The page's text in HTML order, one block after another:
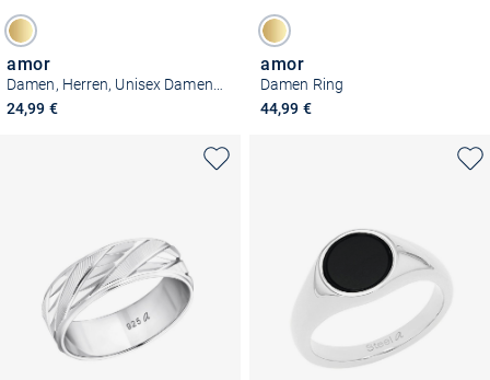
amor
24,99 €
amor
Damen Ring
44,99 €